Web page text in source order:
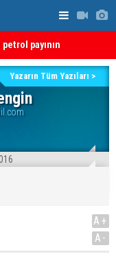
payının
sonuçlar
Yazarın Tüm Yazıları >
A+
A-